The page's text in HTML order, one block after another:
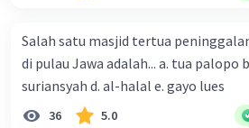
Salah satu masjid tertua
di pulau Jawa adalah... a. tua palopo b. mantingan c.
suriansyah d. al-halal e. gayo lues
36 5.0